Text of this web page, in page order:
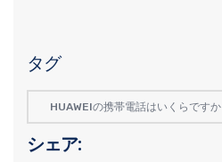
タグ
HUAWEIの携帯電話はいくらですか
シェア: